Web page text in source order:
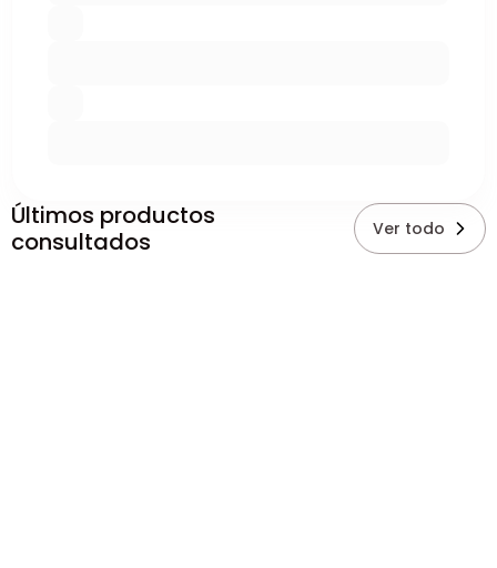
Últimos productos
consultados
Ver todo